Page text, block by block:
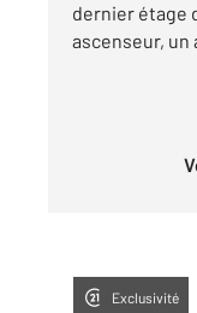
dernier étage
ascenseur, un
Exclusivité